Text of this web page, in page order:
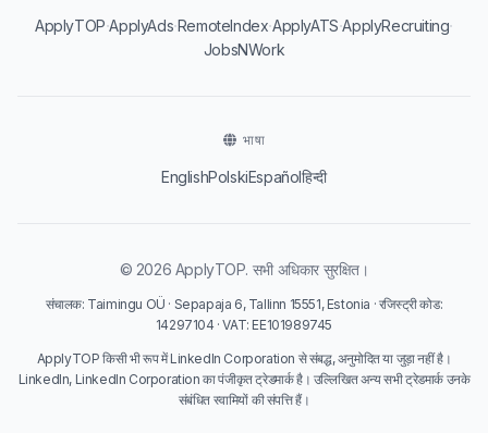
ApplyTOP·ApplyAds·RemoteIndex·ApplyATS·ApplyRecruiting·
JobsNWork
भाषा
EnglishPolskiEspañolहिन्दी
© 2026 ApplyTOP. सभी अधिकार सुरक्षित।
संचालक: Taimingu OÜ · Sepapaja 6, Tallinn 15551, Estonia · रजिस्ट्री कोड:
14297104 · VAT: EE101989745
ApplyTOP किसी भी रूप में LinkedIn Corporation से संबद्ध, अनुमोदित या जुड़ा नहीं है।
LinkedIn, LinkedIn Corporation का पंजीकृत ट्रेडमार्क है। उल्लिखित अन्य सभी ट्रेडमार्क उनके
संबंधित स्वामियों की संपत्ति हैं।